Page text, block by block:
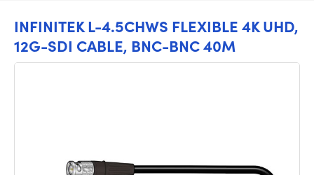
INFINITEK L-4.5CHWS FLEXIBLE 4K UHD,
12G-SDI CABLE, BNC-BNC 40M